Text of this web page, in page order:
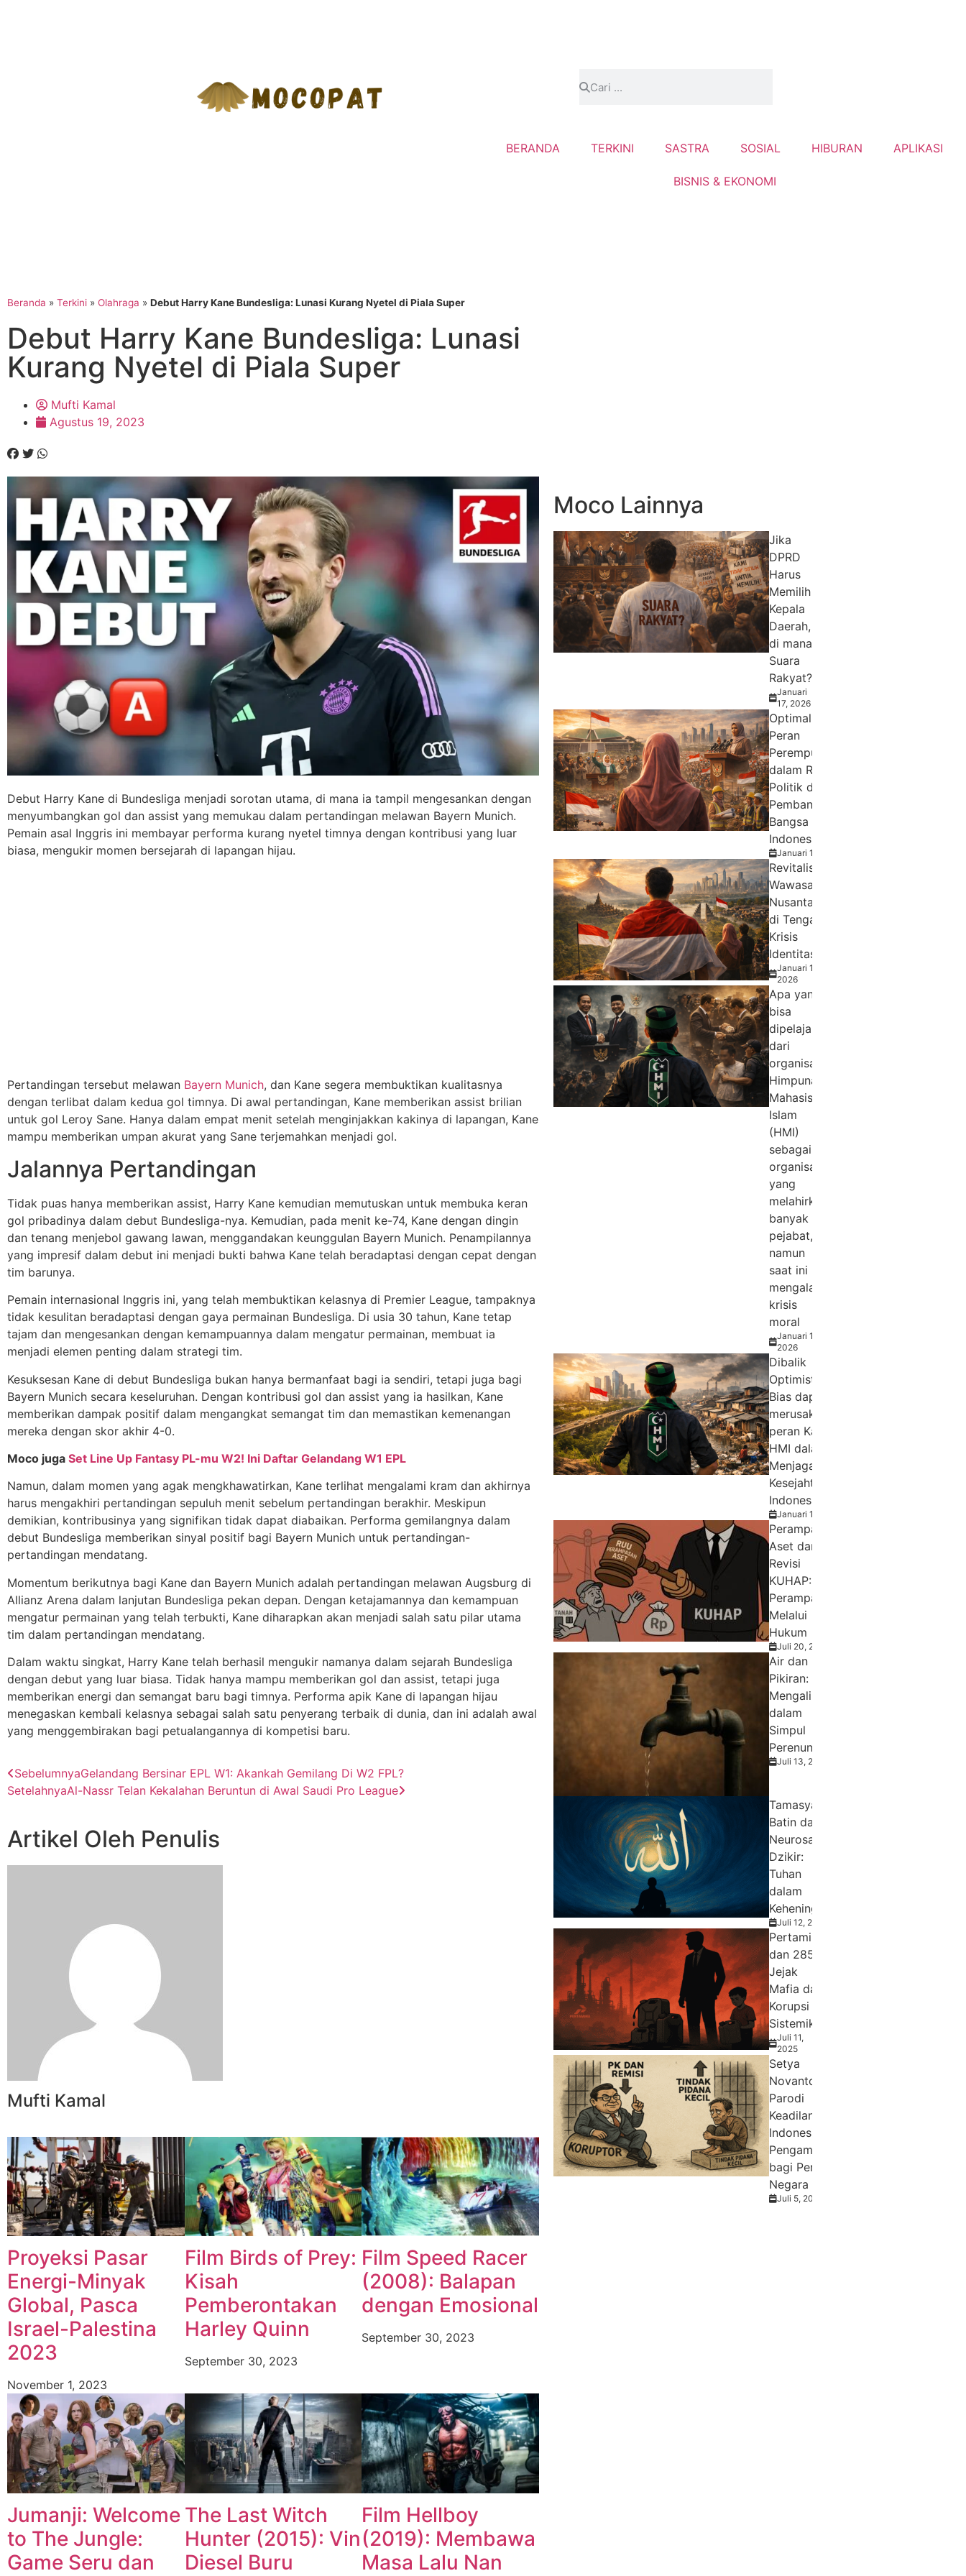
BERANDA TERKINI SASTRA SOSIAL HIBURAN APLIKASI
BISNIS & EKONOMI
Beranda » Terkini » Olahraga » Debut Harry Kane Bundesliga: Lunasi Kurang Nyetel di Piala Super
Debut Harry Kane Bundesliga: Lunasi
Kurang Nyetel di Piala Super
Mufti Kamal
Agustus 19, 2023
Debut Harry Kane di Bundesliga menjadi sorotan utama, di mana ia tampil mengesankan dengan
menyumbangkan gol dan assist yang memukau dalam pertandingan melawan Bayern Munich.
Pemain asal Inggris ini membayar performa kurang nyetel timnya dengan kontribusi yang luar
biasa, mengukir momen bersejarah di lapangan hijau.
Pertandingan tersebut melawan Bayern Munich, dan Kane segera membuktikan kualitasnya
dengan terlibat dalam kedua gol timnya. Di awal pertandingan, Kane memberikan assist brilian
untuk gol Leroy Sane. Hanya dalam empat menit setelah menginjakkan kakinya di lapangan, Kane
mampu memberikan umpan akurat yang Sane terjemahkan menjadi gol.
Jalannya Pertandingan
Tidak puas hanya memberikan assist, Harry Kane kemudian memutuskan untuk membuka keran
gol pribadinya dalam debut Bundesliga-nya. Kemudian, pada menit ke-74, Kane dengan dingin
dan tenang menjebol gawang lawan, menggandakan keunggulan Bayern Munich. Penampilannya
yang impresif dalam debut ini menjadi bukti bahwa Kane telah beradaptasi dengan cepat dengan
tim barunya.
Pemain internasional Inggris ini, yang telah membuktikan kelasnya di Premier League, tampaknya
tidak kesulitan beradaptasi dengan gaya permainan Bundesliga. Di usia 30 tahun, Kane tetap
tajam dan mengesankan dengan kemampuannya dalam mengatur permainan, membuat ia
menjadi elemen penting dalam strategi tim.
Kesuksesan Kane di debut Bundesliga bukan hanya bermanfaat bagi ia sendiri, tetapi juga bagi
Bayern Munich secara keseluruhan. Dengan kontribusi gol dan assist yang ia hasilkan, Kane
memberikan dampak positif dalam mengangkat semangat tim dan memastikan kemenangan
mereka dengan skor akhir 4-0.
Moco juga Set Line Up Fantasy PL-mu W2! Ini Daftar Gelandang W1 EPL
Namun, dalam momen yang agak mengkhawatirkan, Kane terlihat mengalami kram dan akhirnya
harus mengakhiri pertandingan sepuluh menit sebelum pertandingan berakhir. Meskipun
demikian, kontribusinya yang signifikan tidak dapat diabaikan. Performa gemilangnya dalam
debut Bundesliga memberikan sinyal positif bagi Bayern Munich untuk pertandingan-
pertandingan mendatang.
Momentum berikutnya bagi Kane dan Bayern Munich adalah pertandingan melawan Augsburg di
Allianz Arena dalam lanjutan Bundesliga pekan depan. Dengan ketajamannya dan kemampuan
mengatur permainan yang telah terbukti, Kane diharapkan akan menjadi salah satu pilar utama
tim dalam pertandingan mendatang.
Dalam waktu singkat, Harry Kane telah berhasil mengukir namanya dalam sejarah Bundesliga
dengan debut yang luar biasa. Tidak hanya mampu memberikan gol dan assist, tetapi juga
memberikan energi dan semangat baru bagi timnya. Performa apik Kane di lapangan hijau
menegaskan kembali kelasnya sebagai salah satu penyerang terbaik di dunia, dan ini adalah awal
yang menggembirakan bagi petualangannya di kompetisi baru.
SebelumnyaGelandang Bersinar EPL W1: Akankah Gemilang Di W2 FPL?
SetelahnyaAl-Nassr Telan Kekalahan Beruntun di Awal Saudi Pro League
Artikel Oleh Penulis
Mufti Kamal
Proyeksi Pasar
Energi-Minyak
Global, Pasca
Israel-Palestina
2023
November 1, 2023
Film Birds of Prey:
Kisah
Pemberontakan
Harley Quinn
September 30, 2023
Film Speed Racer
(2008): Balapan
dengan Emosional
September 30, 2023
Jumanji: Welcome
to The Jungle:
Game Seru dan
The Last Witch
Hunter (2015): Vin
Diesel Buru
Film Hellboy
(2019): Membawa
Masa Lalu Nan
Moco Lainnya
Jika
DPRD
Harus
Memilih
Kepala
Daerah,
di mana
Suara
Rakyat?
Januari
17, 2026
Optimalisasi
Peran
Perempuan
dalam Ranah
Politik dan
Pembangunan
Bangsa
Indonesia
Januari 17, 2026
Revitalisasi
Wawasan
Nusantara
di Tengah
Krisis
Identitas
Januari 15,
2026
Apa yang
bisa
dipelajari
dari
organisasi
Himpunan
Mahasiswa
Islam
(HMI)
sebagai
organisasi
yang
melahirkan
banyak
pejabat,
namun
saat ini
mengalami
krisis
moral
Januari 15,
2026
Dibalik
Optimistic
Bias dapat
merusak
peran Kader
HMI dalam
Menjaga
Kesejahteraan
Indonesia
Januari 14, 2026
Perampasan
Aset dan
Revisi
KUHAP:
Perampasan
Melalui
Hukum
Juli 20, 2025
Air dan
Pikiran:
Mengalir
dalam
Simpul
Perenungan
Juli 13, 2025
Tamasya
Batin dan
Neurosains
Dzikir:
Tuhan
dalam
Keheningan
Juli 12, 2025
Pertamina
dan 285T:
Jejak
Mafia dan
Korupsi
Sistemik
Juli 11,
2025
Setya
Novanto dan
Parodi
Keadilan
Indonesia:
Pengampunan
bagi Penjarah
Negara
Juli 5, 2025